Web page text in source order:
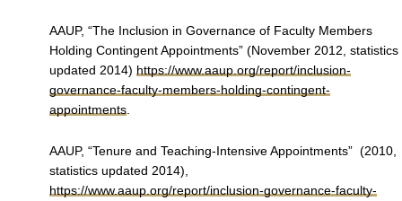
AAUP, “The Inclusion in Governance of Faculty Members
Holding Contingent Appointments” (November 2012, statistics
updated 2014) https://www.aaup.org/report/inclusion-
governance-faculty-members-holding-contingent-
appointments.
AAUP, “Tenure and Teaching-Intensive Appointments” (2010,
statistics updated 2014),
https://www.aaup.org/report/inclusion-governance-faculty-